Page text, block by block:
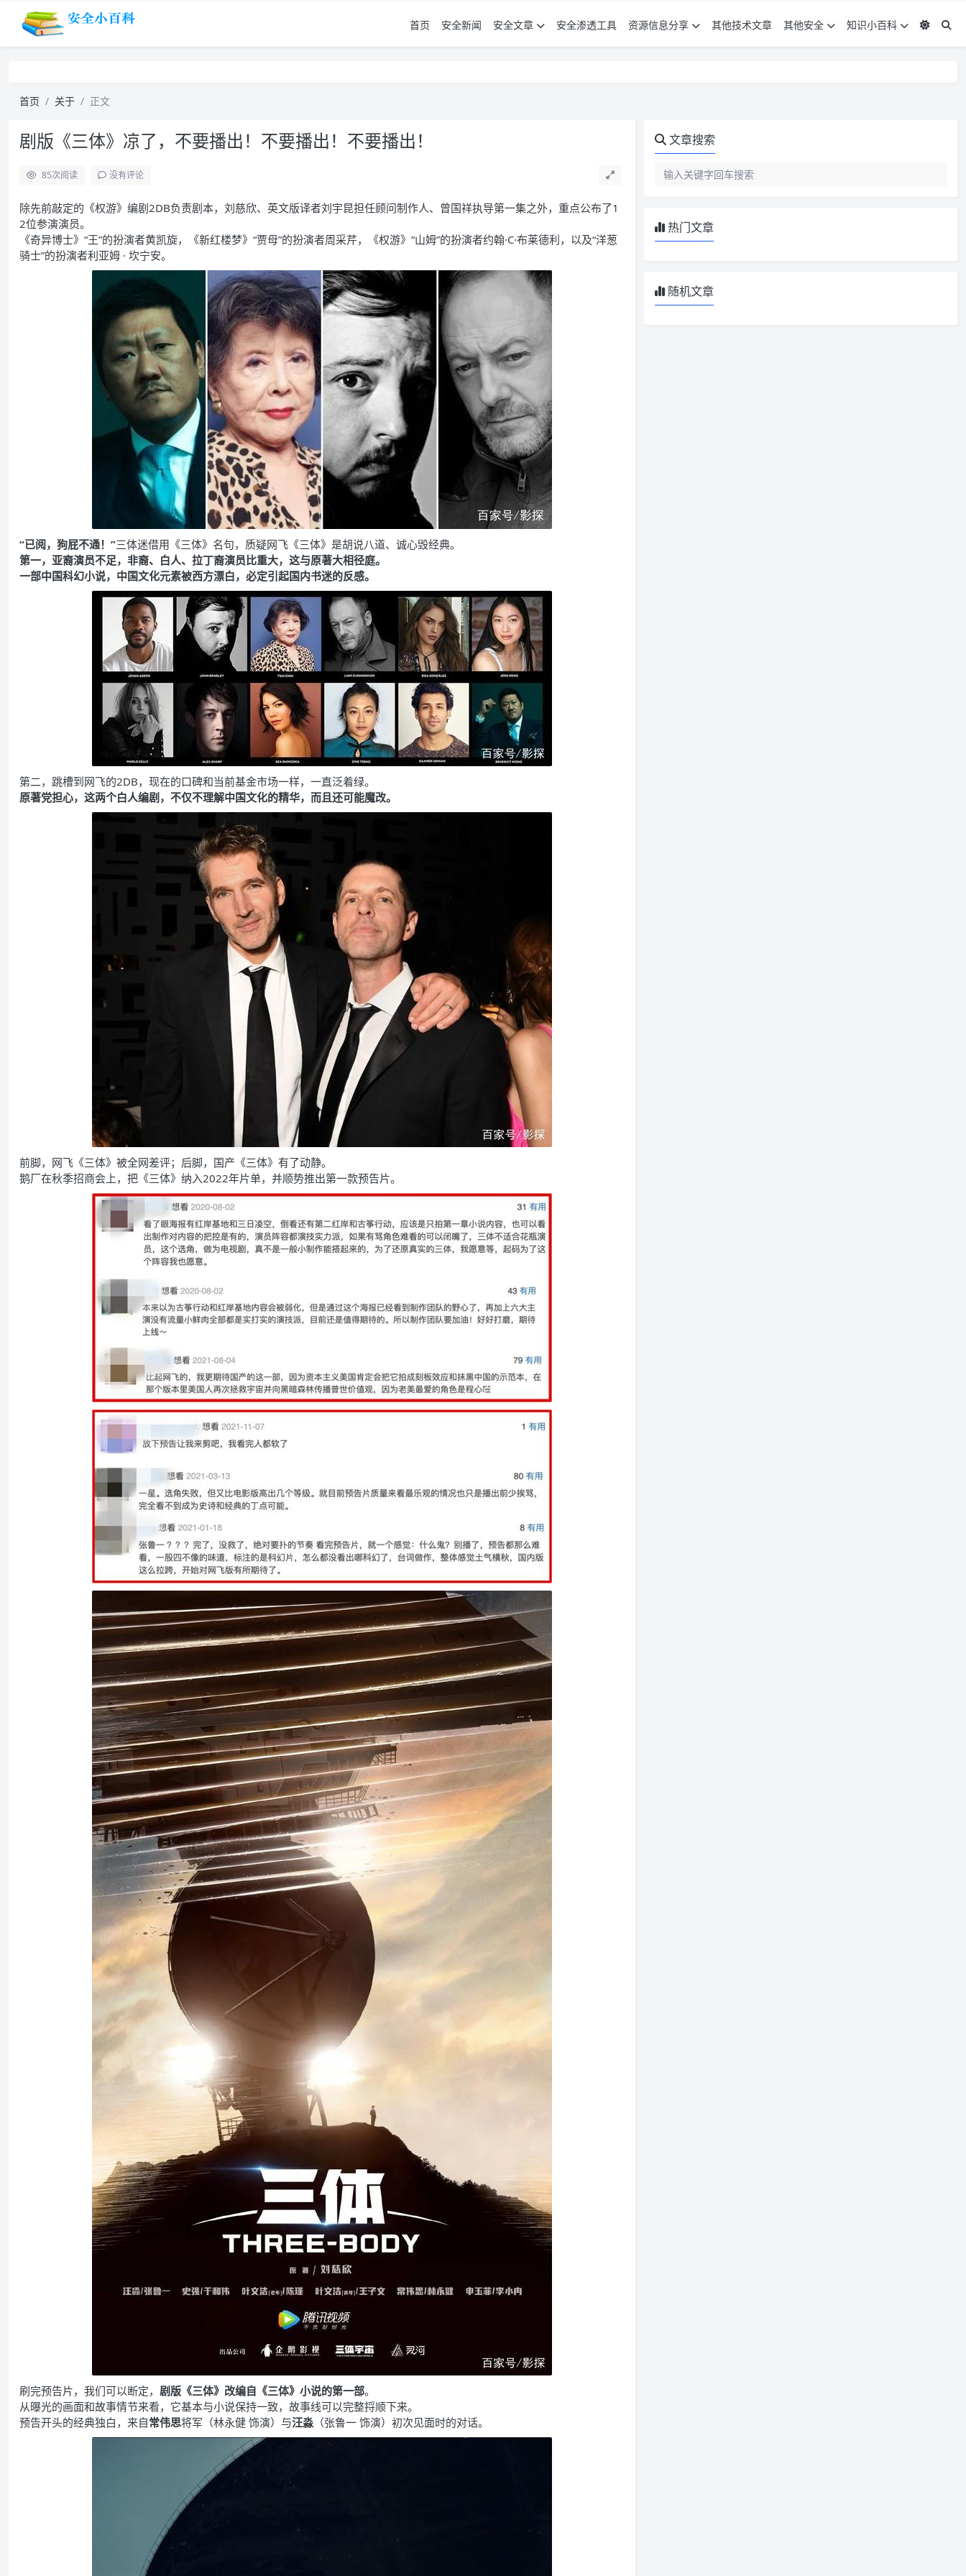
首页 安全新闻 安全文章 安全渗透工具 资源信息分享 其他技术文章 其他安全 知识小百科
首页 关于 正文
剧版《三体》凉了，不要播出！不要播出！不要播出！
85次阅读 没有评论
除先前敲定的《权游》 编剧2DB负责剧本，刘慈欣、英文版译者刘宇昆担任顾问制作人、曾国祥执导第一集之外，重点公布了1
2位参演演员。
《奇异博士》“王”的扮演者黄凯旋，《新红楼梦》“贾母”的扮演者周采芹，《权游》“山姆”的扮演者约翰·C·布莱德利，以及“洋葱
骑士”的扮演者利亚姆 · 坎宁安。
“已阅，狗屁不通！”三体迷借用《三体》名句，质疑网飞《三体》是胡说八道、诚心毁经典。
第一，亚裔演员不足，非裔、白人、拉丁裔演员比重大，这与原著大相径庭。
一部中国科幻小说，中国文化元素被西方漂白，必定引起国内书迷的反感。
第二，跳槽到网飞的2DB，现在的口碑和当前基金市场一样，一直泛着绿。
原著党担心，这两个白人编剧，不仅不理解中国文化的精华，而且还可能魔改。
前脚，网飞《三体》被全网差评；后脚，国产《三体》有了动静。
鹅厂在秋季招商会上，把《三体》纳入2022年片单，并顺势推出第一款预告片。
刷完预告片，我们可以断定， 剧版《三体》改编自《三体》小说的第一部。
从曝光的画面和故事情节来看，它基本与小说保持一致，故事线可以完整捋顺下来。
预告开头的经典独白，来自常伟思将军 （林永健 饰演） 与汪淼 （张鲁一 饰演） 初次见面时的对话。
文章搜索
热门文章
随机文章